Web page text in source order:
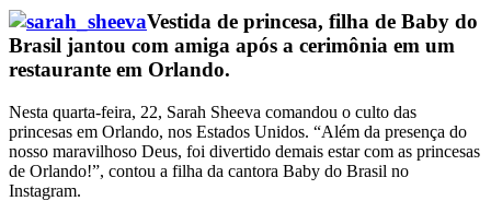
Vestida de princesa, filha de Baby do
Brasil jantou com amiga após a cerimônia em um
restaurante em Orlando.
Nesta quarta-feira, 22, Sarah Sheeva comandou o culto das
princesas em Orlando, nos Estados Unidos. “Além da presença do
nosso maravilhoso Deus, foi divertido demais estar com as princesas
de Orlando!”, contou a filha da cantora Baby do Brasil no
Instagram.